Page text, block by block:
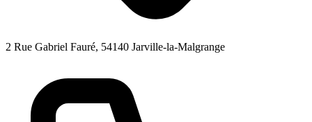
2 Rue Gabriel Fauré, 54140 Jarville-la-Malgrange